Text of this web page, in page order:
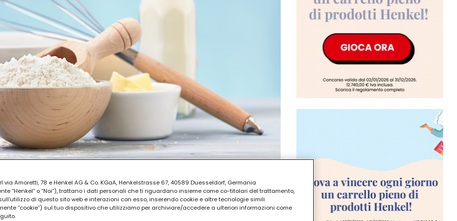
via Amoretti, 78 e Henkel AG & Co. KGaA, Henkelstrasse 67, 40589 Duesseldorf, Germania
“Henkel” o “Noi”), trattano i dati personali che ti riguardano insieme come co-titolari del trattamento,
di questo sito web e interazioni con esso, inserendo cookie e altre tecnologie simili
“cookie”) sul tuo dispositivo che utilizziamo per archiviare/accedere a ulteriori informazioni come